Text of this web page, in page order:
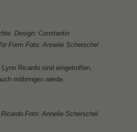
Design: Constantin
Form Foto: Annelie Scherschel
Ricardo sind eingetroffen,
mitbringen werde.
Foto: Annelie Scherschel